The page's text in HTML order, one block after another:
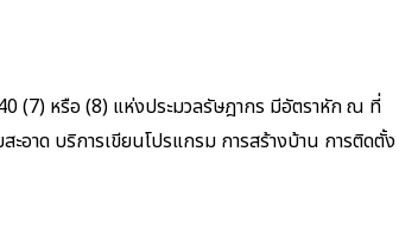
(7) หรือ (8) แห่งประมวลรัษฎากร มีอัตราหัก ณ ที่
อาด บริการเขียนโปรแกรม การสร้างบ้าน การติดตั้ง